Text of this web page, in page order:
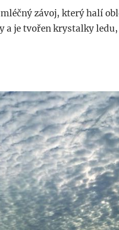
závoj, který halí
je tvořen krystalky ledu,